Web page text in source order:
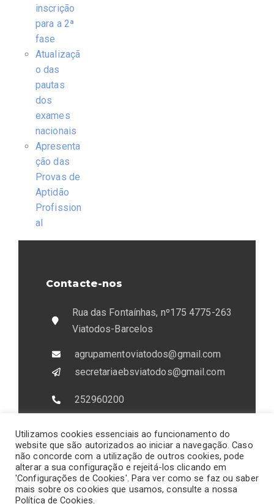
inscrição
para a 2ª
fase
Atualizaçã
o das
pautas
dos
exames
nacionais
Apresenta
ção das
Provas de
Aptidão
Profission
al
Contacte-nos
Rua das Fontaínhas, nº175 4775-263
Viatodos-Barcelos
agrupamentoviatodos@gmail.com
secretariaebsviatodos@gmail.com
252960200
Fax:252960209
Utilizamos cookies essenciais ao funcionamento do
website que são autorizados ao iniciar a navegação. Caso
não concorde com a utilização de outros cookies, pode
alterar a sua configuração e rejeitá-los clicando em
'Configurações de Cookies'. Para ver como se faz ou saber
mais sobre os cookies que usamos, consulte a nossa
Política de Cookies.